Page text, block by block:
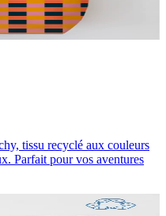
tissu recyclé aux couleurs
Parfait pour vos aventures